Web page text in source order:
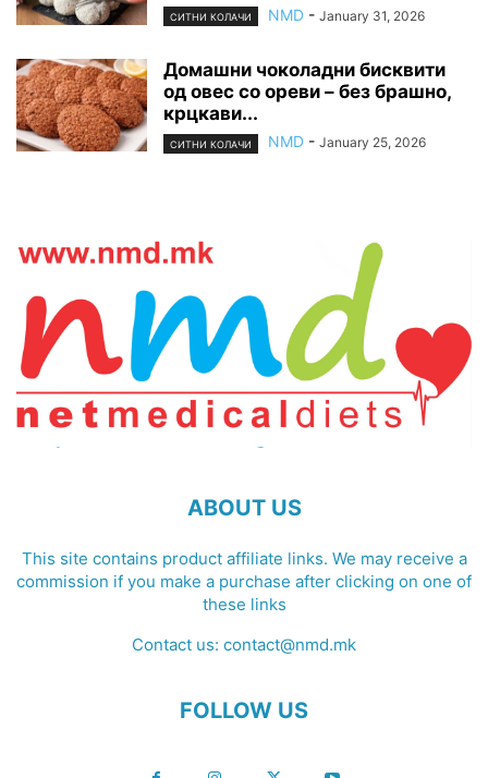
СИТНИ КОЛАЧИ NMD - January 31, 2026
Домашни чоколадни бисквити
од овес со ореви – без брашно,
крцкави...
СИТНИ КОЛАЧИ NMD - January 25, 2026
ABOUT US
This site contains product affiliate links. We may receive a
commission if you make a purchase after clicking on one of
these links
Contact us: contact@nmd.mk
FOLLOW US